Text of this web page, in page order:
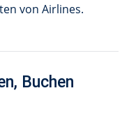
von Airlines.
Buchen